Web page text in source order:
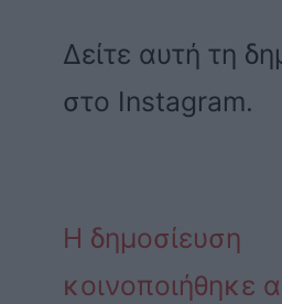
Δείτε αυτή τη
στο Instagram.
Η δημοσίευση
κοινοποιήθηκε